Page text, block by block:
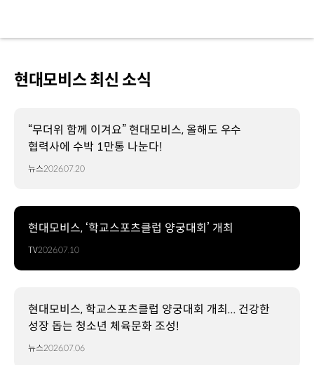
현대모비스 최신 소식
“무더위 함께 이겨요” 현대모비스, 올해도 우수
협력사에 수박 1만통 나눈다!
뉴스2026.07.20
현대모비스, ‘학교스포츠클럽 양궁대회’ 개최
TV2026.07.10
현대모비스, 학교스포츠클럽 양궁대회 개최... 건강한
성장 돕는 청소년 체육문화 조성!
뉴스2026.07.06